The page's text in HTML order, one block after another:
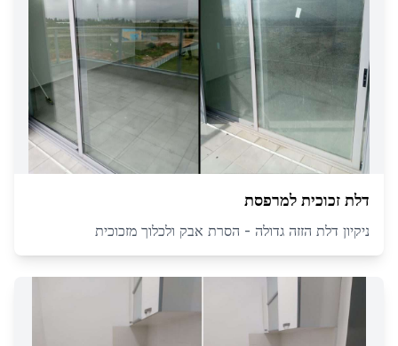
דלת זכוכית למרפסת
ניקיון דלת הזזה גדולה - הסרת אבק ולכלוך מזכוכית